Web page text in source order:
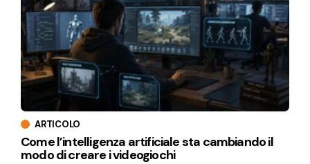
ARTICOLO
Come l’intelligenza artificiale sta cambiando il
modo di creare i videogiochi